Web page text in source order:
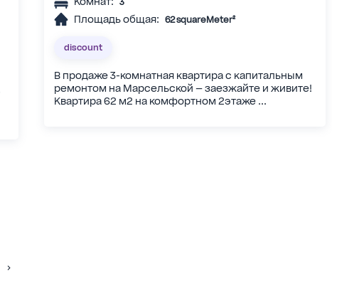
Площадь общая: 62 squareMeter²
discount
В продаже 3-комнатная квартира с капитальным
ремонтом на Марсельской — заезжайте и живите!
Квартира 62 м2 на комфортном 2этаже ...